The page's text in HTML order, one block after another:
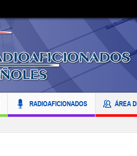
RADIOAFICIONADOS ÁREA